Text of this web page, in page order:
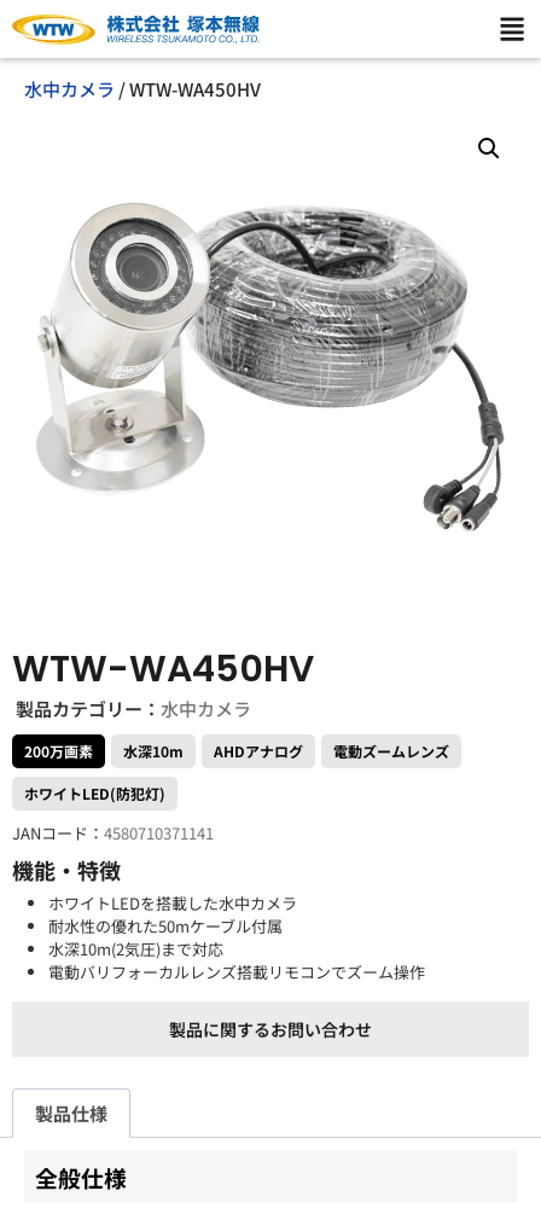
水中カメラ / WTW-WA450HV
WTW-WA450HV
製品カテゴリー： 水中カメラ
200万画素 水深10m AHDアナログ 電動ズームレンズ
ホワイトLED(防犯灯)
JANコード： 4580710371141
機能・特徴
ホワイトLEDを搭載した水中カメラ
耐水性の優れた50mケーブル付属
水深10m(2気圧)まで対応
電動バリフォーカルレンズ搭載リモコンでズーム操作
製品に関するお問い合わせ
製品仕様
全般仕様